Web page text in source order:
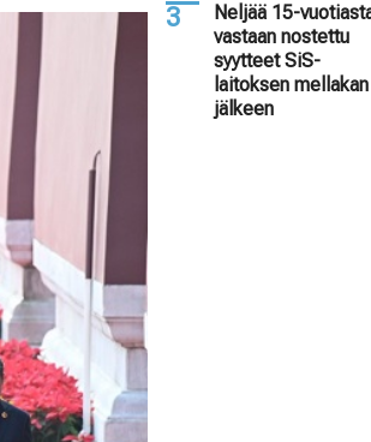
Neljää 15-
vastaan nostettu
syytteet SiS-
laitoksen mellakan
jälkeen